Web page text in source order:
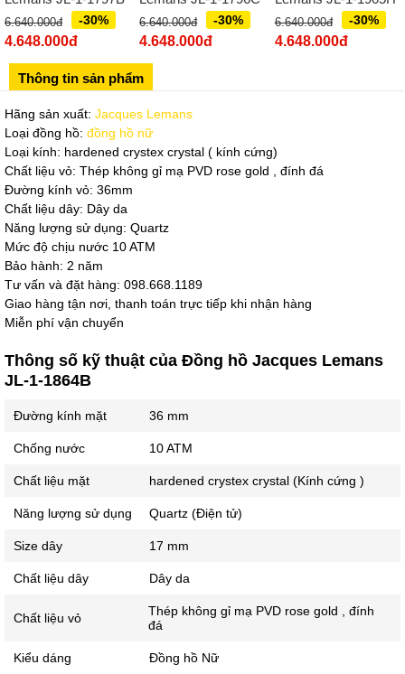
02439392490
Sô 580 Ngã tư Trường Chinh - Hà Nội
Số 28 Chùa Thông - Sơn Tây - Hà Nội
Số 53 Trần Đăng Ninh - Cầu Giấy - Hà Nội
034 629 9090
Showroom 86: BH9A-SP.9A-63 Vinhomes Ocean Park 1, Dương
Xá, Gia Lâm, Thành phố Hà Nội
6.640.000đ -30%
4.648.000đ
6.640.000đ -30%
4.648.000đ
6.640.000đ -30%
4.648.000đ
Thông tin sản phẩm
Hãng sản xuất: Jacques Lemans
Loại đồng hồ: đồng hồ nữ
Loại kính: hardened crystex crystal ( kính cứng)
Chất liệu vỏ: Thép không gỉ mạ PVD rose gold , đính đá
Đường kính vỏ: 36mm
Chất liệu dây: Dây da
Năng lượng sử dụng: Quartz
Mức độ chịu nước 10 ATM
Bảo hành: 2 năm
Tư vấn và đặt hàng: 098.668.1189
Giao hàng tận nơi, thanh toán trực tiếp khi nhận hàng
Miễn phí vận chuyển
Thông số kỹ thuật của Đồng hồ Jacques Lemans
JL-1-1864B
Đường kính mặt 36 mm
Chống nước 10 ATM
Chất liệu mặt hardened crystex crystal (Kính cứng )
Năng lượng sử dụng Quartz (Điện tử)
Size dây 17 mm
Chất liệu dây Dây da
Chất liệu vỏ
Thép không gỉ mạ PVD rose gold , đính
đá
Kiểu dáng Đồng hồ Nữ